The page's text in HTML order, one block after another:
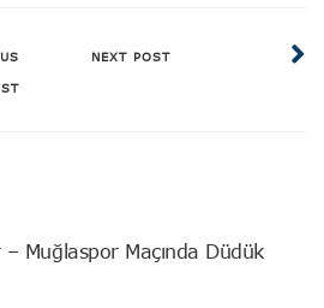
NEXT POST
Muğlaspor Maçında Düdük